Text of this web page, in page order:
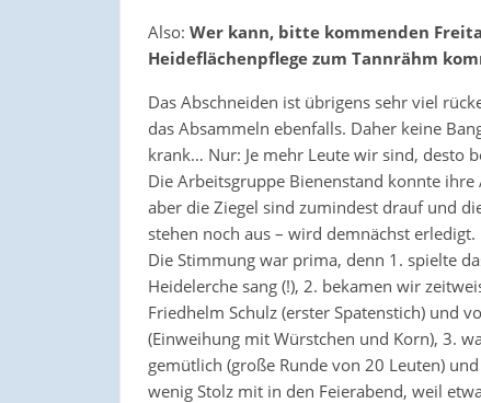
Also: Wer kann, bitte kommenden
Heideflächenpflege zum Tannrähm
Das Abschneiden ist übrigens sehr viel
das Absammeln ebenfalls. Daher keine
krank… Nur: Je mehr Leute wir sind, desto
Die Arbeitsgruppe Bienenstand konnte
aber die Ziegel sind zumindest drauf und
stehen noch aus – wird demnächst erledigt.
Die Stimmung war prima, denn 1. spielte
Heidelerche sang (!), 2. bekamen wir
Friedhelm Schulz (erster Spatenstich) und
(Einweihung mit Würstchen und Korn), 3.
gemütlich (große Runde von 20 Leuten)
wenig Stolz mit in den Feierabend, weil